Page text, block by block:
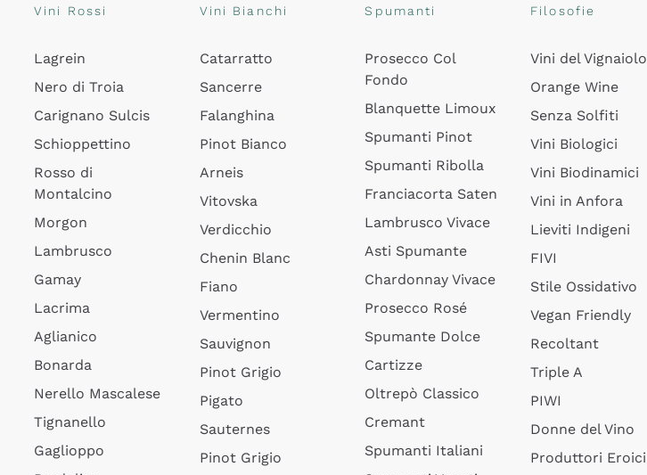
Vini Rossi
Lagrein
Nero di Troia
Carignano Sulcis
Schioppettino
Rosso di
Montalcino
Morgon
Lambrusco
Gamay
Lacrima
Aglianico
Bonarda
Nerello Mascalese
Tignanello
Gaglioppo
Vini Bianchi
Catarratto
Sancerre
Falanghina
Pinot Bianco
Arneis
Vitovska
Verdicchio
Chenin Blanc
Fiano
Vermentino
Sauvignon
Pinot Grigio
Pigato
Sauternes
Pinot Grigio
Spumanti
Prosecco Col
Fondo
Blanquette Limoux
Spumanti Pinot
Spumanti Ribolla
Franciacorta Saten
Lambrusco Vivace
Asti Spumante
Chardonnay Vivace
Prosecco Rosé
Spumante Dolce
Cartizze
Oltrepò Classico
Cremant
Spumanti Italiani
Filosofie
Vini del Vignaiolo
Orange Wine
Senza Solfiti
Vini Biologici
Vini Biodinamici
Vini in Anfora
Lieviti Indigeni
FIVI
Stile Ossidativo
Vegan Friendly
Recoltant
Triple A
PIWI
Donne del Vino
Produttori Eroici